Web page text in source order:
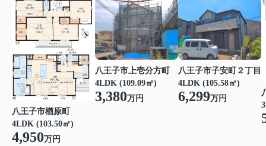
八王子市楢原町
4LDK (103.50㎡)
4,950万円
八王子市上壱分方町
4LDK (109.09㎡)
3,380万円
八王子市子安町２丁目
4LDK (105.58㎡)
6,299万円